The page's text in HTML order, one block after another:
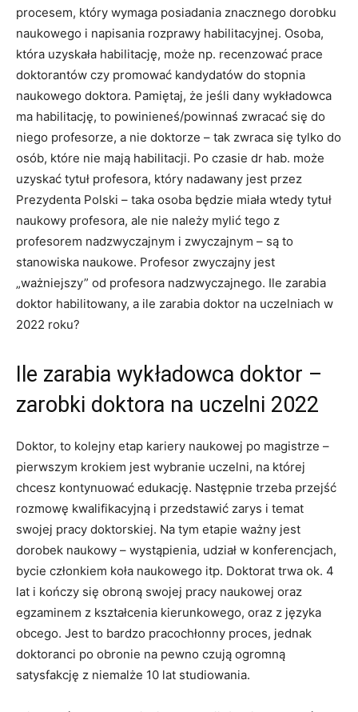
procesem, który wymaga posiadania znacznego dorobku
naukowego i napisania rozprawy habilitacyjnej. Osoba,
która uzyskała habilitację, może np. recenzować prace
doktorantów czy promować kandydatów do stopnia
naukowego doktora. Pamiętaj, że jeśli dany wykładowca
ma habilitację, to powinieneś/powinnaś zwracać się do
niego profesorze, a nie doktorze – tak zwraca się tylko do
osób, które nie mają habilitacji. Po czasie dr hab. może
uzyskać tytuł profesora, który nadawany jest przez
Prezydenta Polski – taka osoba będzie miała wtedy tytuł
naukowy profesora, ale nie należy mylić tego z
profesorem nadzwyczajnym i zwyczajnym – są to
stanowiska naukowe. Profesor zwyczajny jest
„ważniejszy” od profesora nadzwyczajnego. Ile zarabia
doktor habilitowany, a ile zarabia doktor na uczelniach w
2022 roku?
Ile zarabia wykładowca doktor –
zarobki doktora na uczelni 2022
Doktor, to kolejny etap kariery naukowej po magistrze –
pierwszym krokiem jest wybranie uczelni, na której
chcesz kontynuować edukację. Następnie trzeba przejść
rozmowę kwalifikacyjną i przedstawić zarys i temat
swojej pracy doktorskiej. Na tym etapie ważny jest
dorobek naukowy – wystąpienia, udział w konferencjach,
bycie członkiem koła naukowego itp. Doktorat trwa ok. 4
lat i kończy się obroną swojej pracy naukowej oraz
egzaminem z kształcenia kierunkowego, oraz z języka
obcego. Jest to bardzo pracochłonny proces, jednak
doktoranci po obronie na pewno czują ogromną
satysfakcję z niemalże 10 lat studiowania.